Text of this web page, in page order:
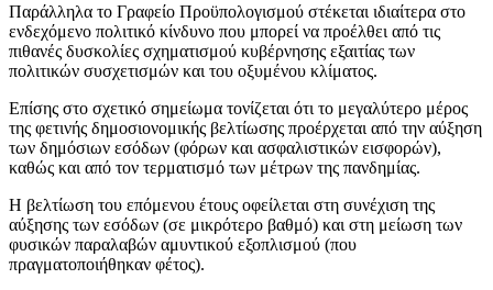
Παράλληλα το Γραφείο Προϋπολογισμού στέκεται ιδιαίτερα στο
ενδεχόμενο πολιτικό κίνδυνο που μπορεί να προέλθει από τις
πιθανές δυσκολίες σχηματισμού κυβέρνησης εξαιτίας των
πολιτικών συσχετισμών και του οξυμένου κλίματος.
Επίσης στο σχετικό σημείωμα τονίζεται ότι το μεγαλύτερο μέρος
της φετινής δημοσιονομικής βελτίωσης προέρχεται από την αύξηση
των δημόσιων εσόδων (φόρων και ασφαλιστικών εισφορών),
καθώς και από τον τερματισμό των μέτρων της πανδημίας.
Η βελτίωση του επόμενου έτους οφείλεται στη συνέχιση της
αύξησης των εσόδων (σε μικρότερο βαθμό) και στη μείωση των
φυσικών παραλαβών αμυντικού εξοπλισμού (που
πραγματοποιήθηκαν φέτος).